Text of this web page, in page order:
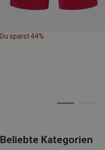
Du sparst 44%
Beliebte Kategorien